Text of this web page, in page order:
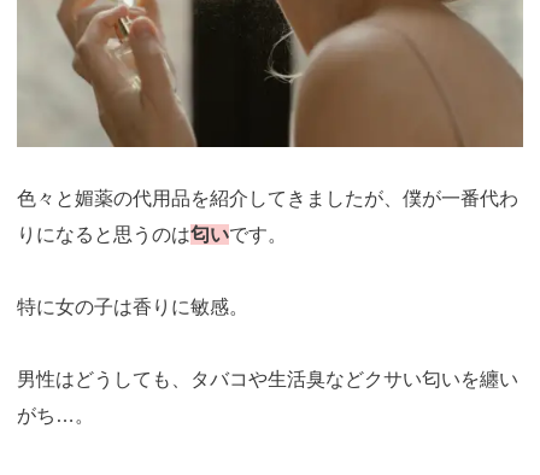
色々と媚薬の代用品を紹介してきましたが、僕が一番代わ
りになると思うのは匂いです。
特に女の子は香りに敏感。
男性はどうしても、タバコや生活臭などクサい匂いを纏い
がち…。